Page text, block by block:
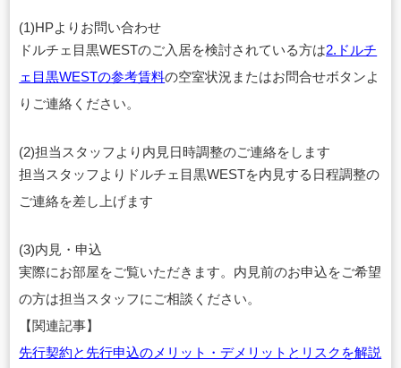
(1)HPよりお問い合わせ
ドルチェ目黒WESTのご入居を検討されている方は2.ドルチ
ェ目黒WESTの参考賃料の空室状況またはお問合せボタンよ
りご連絡ください。
(2)担当スタッフより内見日時調整のご連絡をします
担当スタッフよりドルチェ目黒WESTを内見する日程調整の
ご連絡を差し上げます
(3)内見・申込
実際にお部屋をご覧いただきます。内見前のお申込をご希望
の方は担当スタッフにご相談ください。
【関連記事】
先行契約と先行申込のメリット・デメリットとリスクを解説